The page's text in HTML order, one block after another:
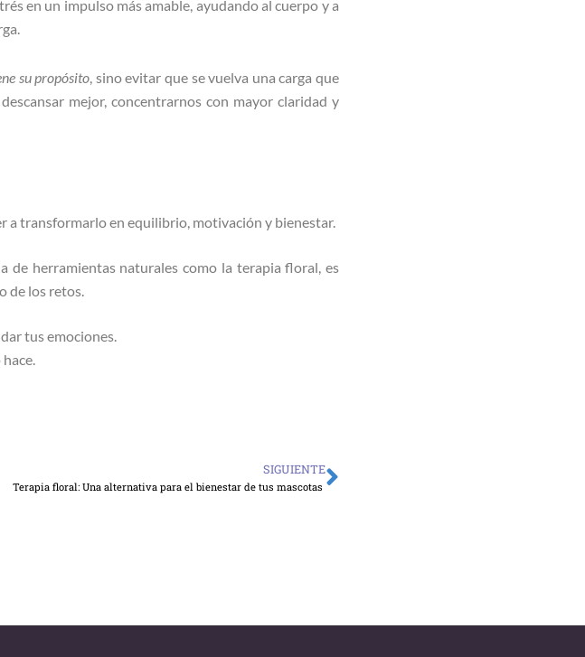
en un impulso más amable, ayudando al cuerpo y a
su propósito, sino evitar que se vuelva una carga que
mejor, concentrarnos con mayor claridad y
a transformarlo en equilibrio, motivación y bienestar.
de herramientas naturales como la terapia floral, es
de los retos.
tus emociones.
SIGUIENTE
Terapia floral: Una alternativa para el bienestar de tus mascotas Siguiente